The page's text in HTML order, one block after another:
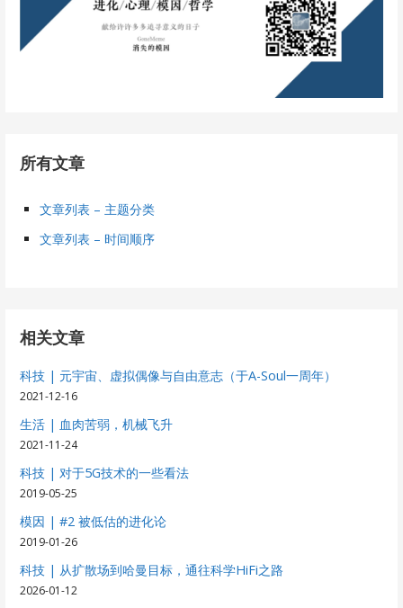
所有文章
文章列表 – 主题分类
文章列表 – 时间顺序
相关文章
科技 | 元宇宙、虚拟偶像与自由意志（于A-Soul一周年）
2021-12-16
生活 | 血肉苦弱，机械飞升
2021-11-24
科技 | 对于5G技术的一些看法
2019-05-25
模因 | #2 被低估的进化论
2019-01-26
科技 | 从扩散场到哈曼目标，通往科学HiFi之路
2026-01-12